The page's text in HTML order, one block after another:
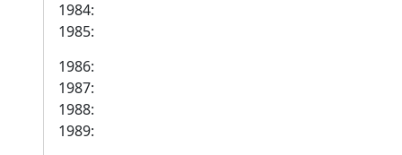
1984:
1985:
1986:
1987:
1988:
1989: